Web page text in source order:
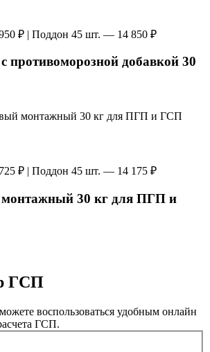
₽ | Поддон 45 шт. — 14 850 ₽
противоморозной добавкой 30
₽ | Поддон 45 шт. — 14 175 ₽
30 кг для ПГП и
ГСП
воспользоваться удобным онлайн
ГСП.